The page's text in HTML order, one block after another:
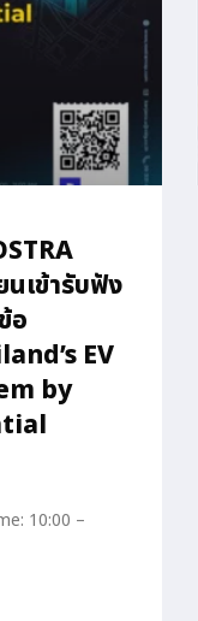
เข้ารับฟัง
อ
EV
by
10:00 –